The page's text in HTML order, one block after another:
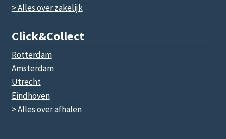
> Alles over zakelijk
Click&collect
Rotterdam
Amsterdam
Utrecht
Eindhoven
> Alles over afhalen